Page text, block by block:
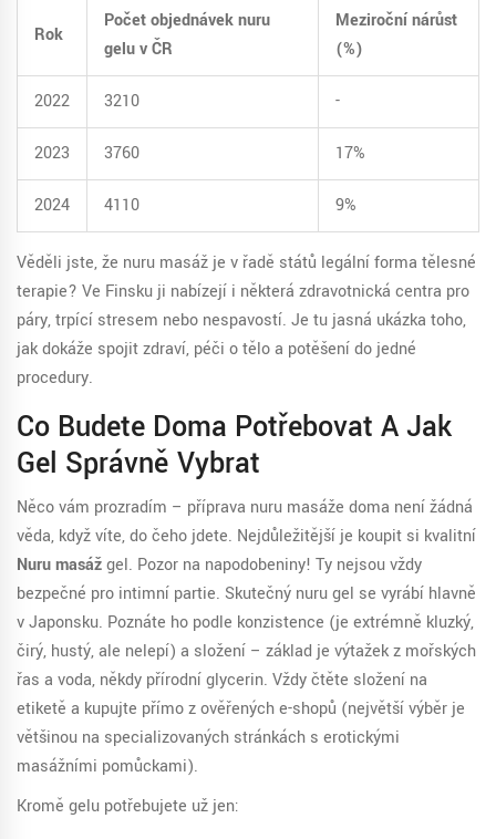
Rok
Počet objednávek nuru
gelu v ČR
Meziroční nárůst
(%)
2022 3210 -
2023 3760 17%
2024 4110 9%
Věděli jste, že nuru masáž je v řadě států legální forma tělesné
terapie? Ve Finsku ji nabízejí i některá zdravotnická centra pro
páry, trpící stresem nebo nespavostí. Je tu jasná ukázka toho,
jak dokáže spojit zdraví, péči o tělo a potěšení do jedné
procedury.
Co Budete Doma Potřebovat A Jak
Gel Správně Vybrat
Něco vám prozradím – příprava nuru masáže doma není žádná
věda, když víte, do čeho jdete. Nejdůležitější je koupit si kvalitní
Nuru masážgel. Pozor na napodobeniny! Ty nejsou vždy
bezpečné pro intimní partie. Skutečný nuru gel se vyrábí hlavně
v Japonsku. Poznáte ho podle konzistence (je extrémně kluzký,
čirý, hustý, ale nelepí) a složení – základ je výtažek z mořských
řas a voda, někdy přírodní glycerin. Vždy čtěte složení na
etiketě a kupujte přímo z ověřených e-shopů (největší výběr je
většinou na specializovaných stránkách s erotickými
masážními pomůckami).
Kromě gelu potřebujete už jen: